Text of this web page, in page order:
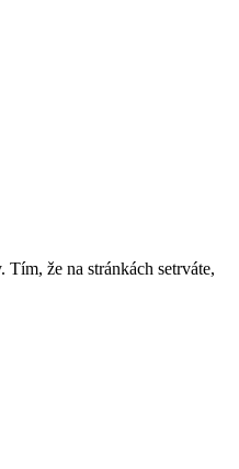
že na stránkách setrváte,